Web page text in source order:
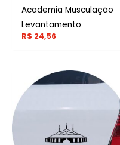
Academia Musculação
Levantamento
R$ 24,56